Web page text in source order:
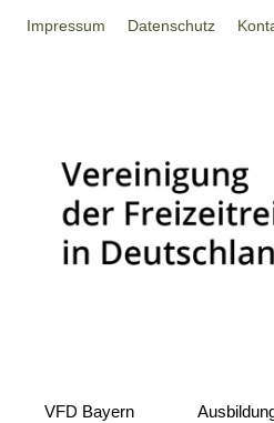
Impressum Datenschutz
VFD Bayern